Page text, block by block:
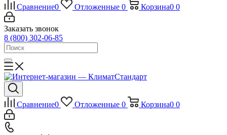
Сравнение0 Отложенные 0 Корзина0 0
Заказать звонок
8 (800) 302-06-85
Сравнение0 Отложенные 0 Корзина0 0